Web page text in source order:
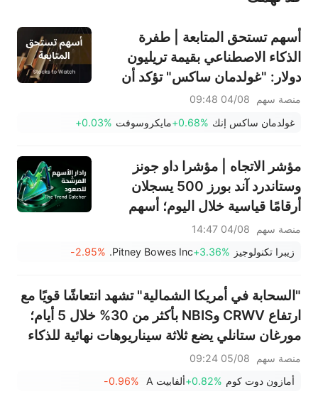
أسهم تستحق المتابعة | طفرة
الذكاء الاصطناعي بقيمة تريليون
دولار: "غولدمان ساكس" تؤكد أن
دورة الإنفاق لم تنتهِ بعد — وإليكم
الوجهات المحتملة لتدفق الأموال
منصة سهم
04/08 09:48
غولدمان ساكس إنك +0.68%مايكروسوفت +0.03%
مؤشر الاتجاه | مؤشرا داو جونز
وستاندرد آند بورز 500 يسجلان
أرقامًا قياسية خلال اليوم؛ أسهم
PRLB (+7.34%) وWSM
(+3.33%) تقود 4 اختراقات يومية؛
وAAOI >16%، وPOET >14%
منصة سهم
04/08 14:47
زيبرا تكنولوجيز +3.36%
Pitney Bowes Inc.
-2.95%
"السحابة في أمريكا الشمالية" تشهد انتعاشًا قويًا مع
ارتفاع CRWV وNBIS بأكثر من 30% خلال 5 أيام؛
مورغان ستانلي يضع ثلاثة سيناريوهات نهائية للذكاء
الاصطناعي — من سيكون الفائز الأكبر؟
منصة سهم
05/08 09:24
أمازون دوت كوم +0.82%ألفابيت A -0.96%